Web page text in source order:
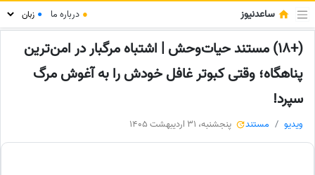
ساعدنیوز ● درباره ما ●
(+18) مستند حیات‌وحش | اشتباه مرگبار در امن‌ترین
پناهگاه؛ وقتی کبوتر غافل خودش را به آغوش مرگ
سپرد!
ویدیو مستند پنجشنبه، 31 اردیبهشت 1405